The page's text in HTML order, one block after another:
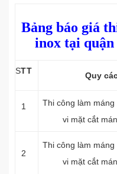
Bảng báo giá
inox tại quận
STT Quy
1 Thi công làm máng
vi mặt cắt
2
Thi công làm máng
vi mặt cắt